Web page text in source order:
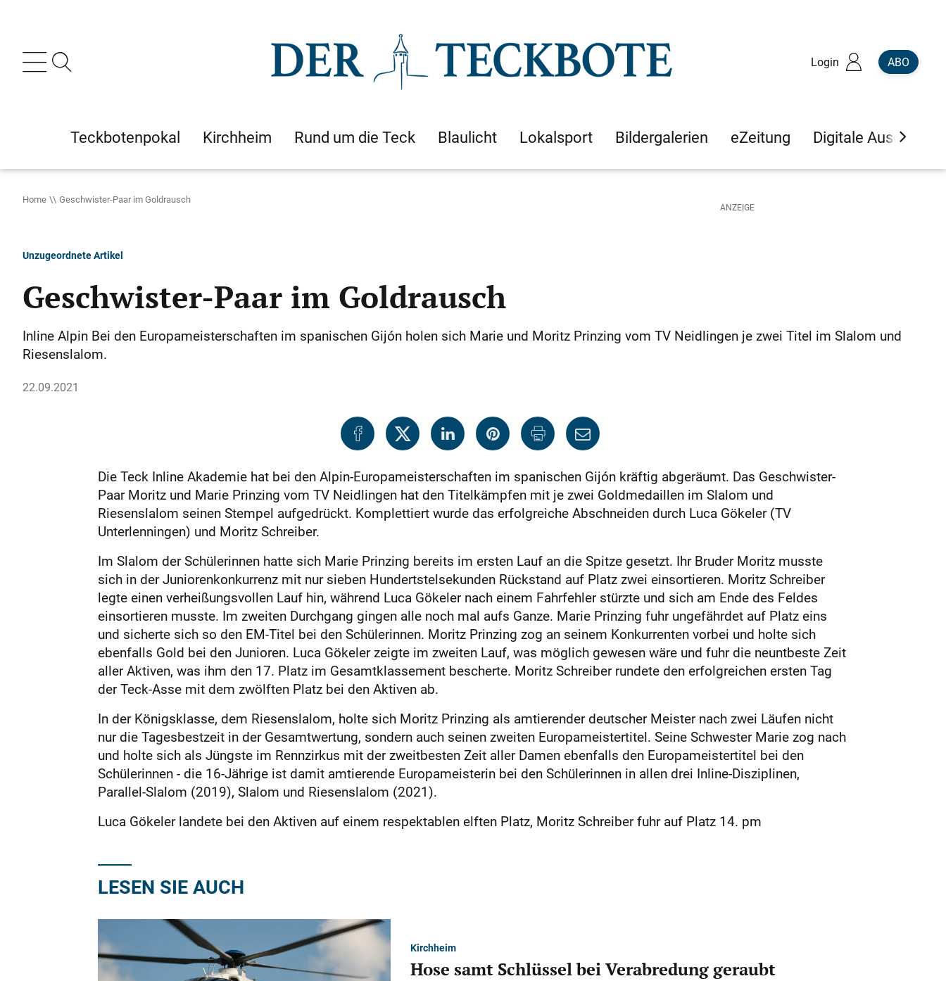
Login ABO
Teckbotenpokal Kirchheim Rund um die Teck Blaulicht Lokalsport Bildergalerien eZeitung Digitale Ausgaben
Home Geschwister-Paar im Goldrausch
Unzugeordnete Artikel
Geschwister-Paar im Goldrausch
Inline Alpin Bei den Europameisterschaften im spanischen Gijón holen sich Marie und Moritz Prinzing vom TV Neidlingen je zwei Titel im Slalom und
Riesenslalom.
22.09.2021
Die Teck Inline Akademie hat bei den Alpin-Europameisterschaften im spanischen Gijón kräftig abgeräumt. Das Geschwister-
Paar Moritz und Marie Prinzing vom TV Neidlingen hat den Titelkämpfen mit je zwei Goldmedaillen im Slalom und
Riesenslalom seinen Stempel aufgedrückt. Komplettiert wurde das erfolgreiche Abschneiden durch Luca Gökeler (TV
Unterlenningen) und Moritz Schreiber.
Im Slalom der Schülerinnen hatte sich Marie Prinzing bereits im ersten Lauf an die Spitze gesetzt. Ihr Bruder Moritz musste
sich in der Juniorenkonkurrenz mit nur sieben Hundertstelsekunden Rückstand auf Platz zwei einsortieren. Moritz Schreiber
legte einen verheißungsvollen Lauf hin, während Luca Gökeler nach einem Fahrfehler stürzte und sich am Ende des Feldes
einsortieren musste. Im zweiten Durchgang gingen alle noch mal aufs Ganze. Marie Prinzing fuhr ungefährdet auf Platz eins
und sicherte sich so den EM-Titel bei den Schülerinnen. Moritz Prinzing zog an seinem Konkurrenten vorbei und holte sich
ebenfalls Gold bei den Junioren. Luca Gökeler zeigte im zweiten Lauf, was möglich gewesen wäre und fuhr die neuntbeste Zeit
aller Aktiven, was ihm den 17. Platz im Gesamtklassement bescherte. Moritz Schreiber rundete den erfolgreichen ersten Tag
der Teck-Asse mit dem zwölften Platz bei den Aktiven ab.
In der Königsklasse, dem Riesenslalom, holte sich Moritz Prinzing als amtierender deutscher Meister nach zwei Läufen nicht
nur die Tagesbestzeit in der Gesamtwertung, sondern auch seinen zweiten Europameistertitel. Seine Schwester Marie zog nach
und holte sich als Jüngste im Rennzirkus mit der zweitbesten Zeit aller Damen ebenfalls den Europameistertitel bei den
Schülerinnen - die 16-Jährige ist damit amtierende Europameisterin bei den Schülerinnen in allen drei Inline-Disziplinen,
Parallel-Slalom (2019), Slalom und Riesenslalom (2021).
Luca Gökeler landete bei den Aktiven auf einem respektablen elften Platz, Moritz Schreiber fuhr auf Platz 14. pm
LESEN SIE AUCH
Kirchheim
Hose samt Schlüssel bei Verabredung geraubt